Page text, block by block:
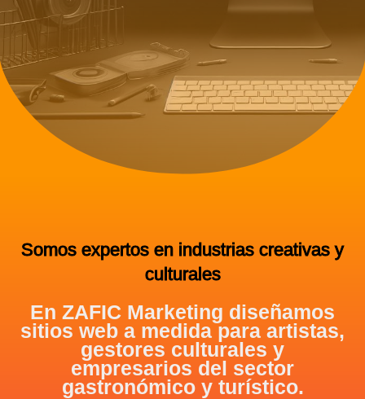
Somos expertos en industrias creativas y
culturales
En ZAFIC Marketing diseñamos
sitios web a medida para artistas,
gestores culturales y
empresarios del sector
gastronómico y turístico.